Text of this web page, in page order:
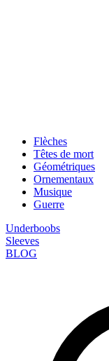
Flèches
Têtes de mort
Géométriques
Ornementaux
Musique
Guerre
Underboobs
Sleeves
BLOG